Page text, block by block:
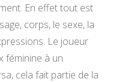
En effet tout est
corps, le sexe, la
Le joueur
féminine à un
cela fait partie de la